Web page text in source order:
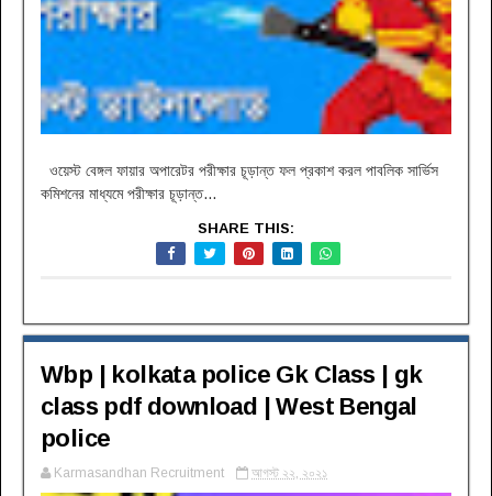
ওয়েস্ট বেঙ্গল ফায়ার অপারেটর পরীক্ষার চূড়ান্ত ফল প্রকাশ করল পাবলিক সার্ভিস
কমিশনের মাধ্যমে পরীক্ষার চূড়ান্ত...
SHARE THIS:
Wbp | kolkata police Gk Class | gk
class pdf download | West Bengal
police
Karmasandhan Recruitment আগস্ট ২২, ২০২১